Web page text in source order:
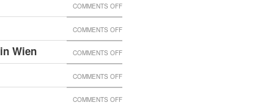
SCORE
@EKH
EINGESCHLAGENEN
PRINT
RECHTSEXTREMER
ANGRIFF
KULTURVEREIN
COMMENTS OFFON
FÜR
JÄNNER
ONLINE!
COMMENTS OFFON
JETZT
AUF
Wien COMMENTS OFFON
DER
W23
COMMENTS OFFON
COMMENTS OFFON